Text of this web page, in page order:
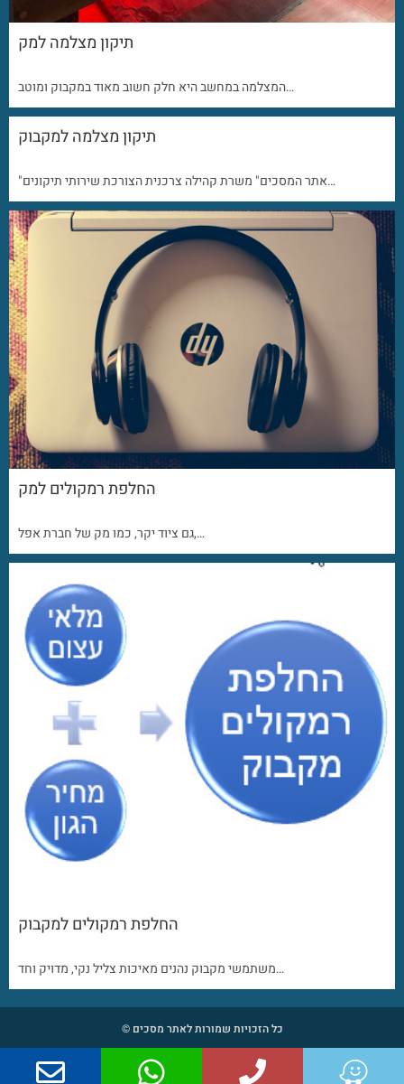
תיקון מצלמה למק
המצלמה במחשב היא חלק חשוב מאוד במקבוק ומוטב…
תיקון מצלמה למקבוק
"אתר המסכים" משרת קהילה צרכנית הצורכת שירותי תיקונים…
החלפת רמקולים למק
גם ציוד יקר, כמו מק של חברת אפל,…
החלפת רמקולים למקבוק
משתמשי מקבוק נהנים מאיכות צליל נקי, מדויק וחד…
כל הזכויות שמורות לאתר מסכים ©